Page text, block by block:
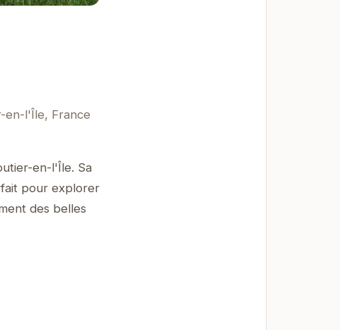
en-l'Île, France
en-l'Île. Sa
pour explorer
des belles